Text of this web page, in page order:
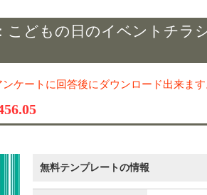
どもの日のイベントチラ
ケートに回答後にダウンロード出来ます
無料テンプレートの情報